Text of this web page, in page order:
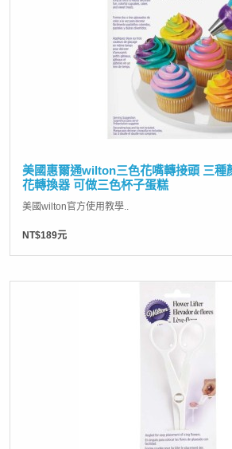
美國惠爾通wilton三色花嘴轉接頭 三種
花轉換器 可做三色杯子蛋糕
美國wilton官方使用教學..
NT$189元